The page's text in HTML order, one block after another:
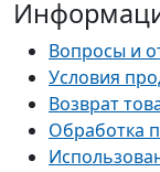
Вопросы и
Условия
Возврат
Обработка